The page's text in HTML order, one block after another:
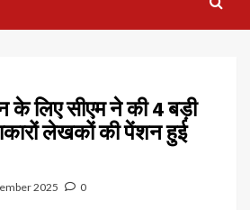
के लिए सीएम ने की 4 बड़ी
लेखकों की पेंशन हुई
2025 0